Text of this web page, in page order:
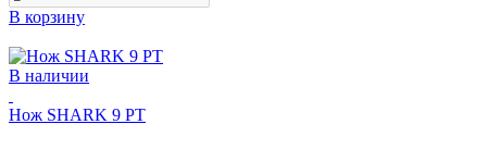
В корзину
В наличии
Нож SHARK 9 PT